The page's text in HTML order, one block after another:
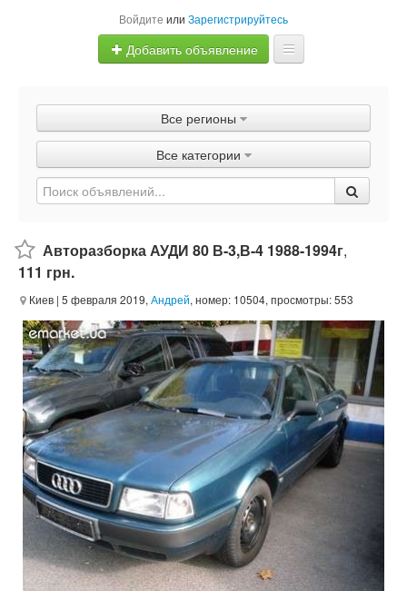
Войдите или Зарегистрируйтесь
Добавить объявление
Объявления
Быстрая продажа
Все регионы
Все категории
Авторазборка АУДИ 80 В-3,В-4 1988-1994г,
111 грн.
Киев | 5 февраля 2019, Андрей, номер: 10504, просмотры: 553